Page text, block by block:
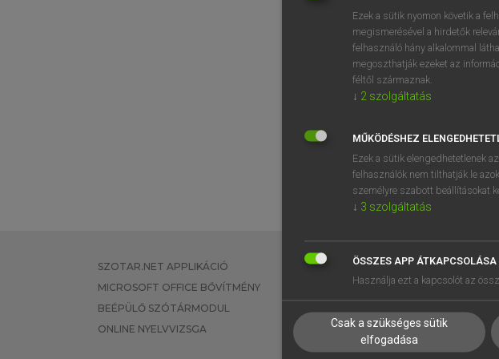
BELÉPÉS
SZOTAR.NET APPLIKÁCIÓ
MICROSOFT OFFICE BŐVÍTMÉNY
BEÉPÜLŐ SZÓTÁRMODUL
ONLINE NYELVVIZSGA
EGYÉNI FELHASZNÁLÓKNAK
TANULÓKNAK
VÁLLALATI MEGOLDÁSOK
SÚGÓ
Ezek a sütik nyomon követik a
megismerésével a hirdetők
felhasználó hány alkalommal
megoszthatják ezeket az
féltől származnak.
↓ 2 szolgáltatás
MŰKÖDÉSHEZ
Ezek a sütik elengedhetetlenek
felhasználók nem tilthatják le
személyre szabott beállításokat
↓ 3 szolgáltatás
ÖSSZES APP ÁTKAPCSOLÁSA
Használja ezt a kapcsolót az
Csak a szükséges sütik
elfogadása